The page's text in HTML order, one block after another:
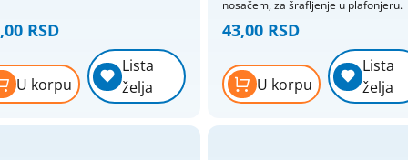
RSD
U korpu
Lista
želja
nosačem, za šrafljenje u plafonjeru.
43,00 RSD
U korpu
Lista
želja